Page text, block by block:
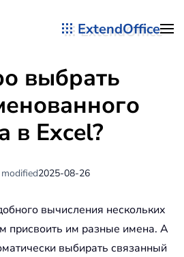
ExtendOffice
выбрать
в Excel?
2025-08-26
вычисления нескольких
присвоить им разные имена. А
выбирать связанный